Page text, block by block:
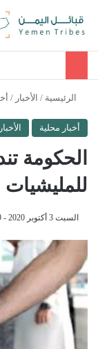
الرئيسية / الأخبار /
أخبار محلية الأخبار
الحكومة
السبت 3 أكتوبر 2020 - 5:59 مساءً